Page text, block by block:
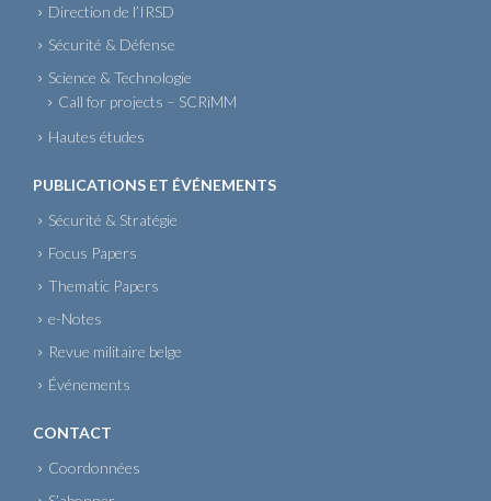
Direction de l’IRSD
Sécurité & Défense
Science & Technologie
Call for projects – SCRiMM
Hautes études
PUBLICATIONS ET ÉVÉNEMENTS
Sécurité & Stratégie
Focus Papers
Thematic Papers
e-Notes
Revue militaire belge
Événements
CONTACT
Coordonnées